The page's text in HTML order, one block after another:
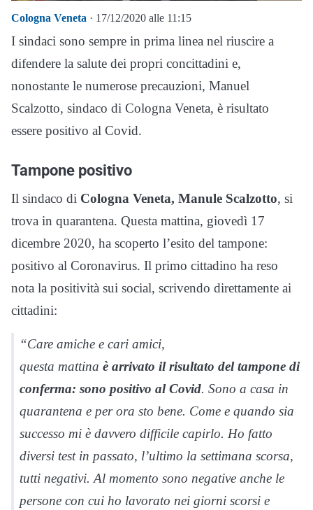
Cologna Veneta · 17/12/2020 alle 11:15
I sindaci sono sempre in prima linea nel riuscire a
difendere la salute dei propri concittadini e,
nonostante le numerose precauzioni, Manuel
Scalzotto, sindaco di Cologna Veneta, è risultato
essere positivo al Covid.
Tampone positivo
Il sindaco di Cologna Veneta, Manule Scalzotto, si
trova in quarantena. Questa mattina, giovedì 17
dicembre 2020, ha scoperto l’esito del tampone:
positivo al Coronavirus. Il primo cittadino ha reso
nota la positività sui social, scrivendo direttamente ai
cittadini:
“Care amiche e cari amici,
questa mattina è arrivato il risultato del tampone di
conferma: sono positivo al Covid. Sono a casa in
quarantena e per ora sto bene. Come e quando sia
successo mi è davvero difficile capirlo. Ho fatto
diversi test in passato, l’ultimo la settimana scorsa,
tutti negativi. Al momento sono negative anche le
persone con cui ho lavorato nei giorni scorsi e